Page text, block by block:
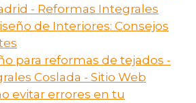
- Reformas Integrales
de Interiores: Consejos
para reformas de tejados -
Coslada - Sitio Web
evitar errores en tu